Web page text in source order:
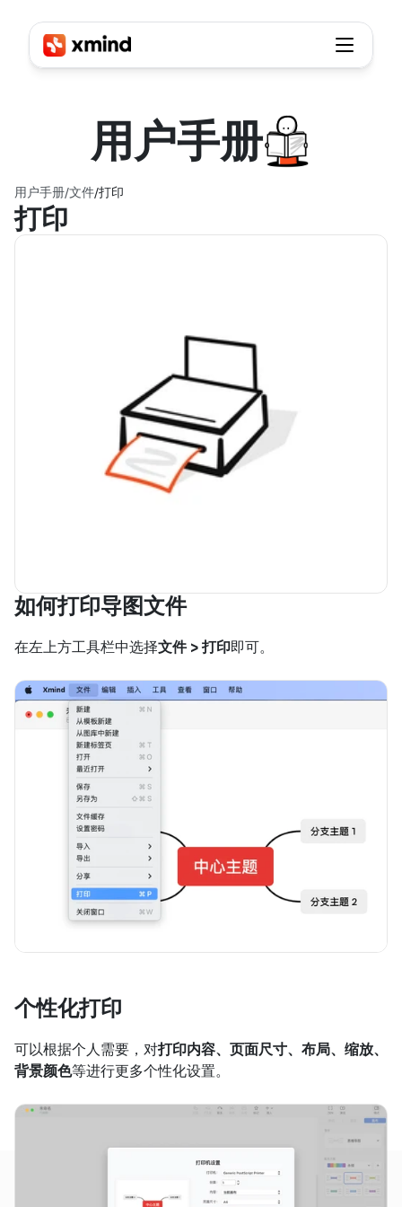
用户手册
用户手册/文件/打印
打印
如何打印导图文件
在左上方工具栏中选择文件 > 打印即可。
个性化打印
可以根据个人需要，对打印内容、页面尺寸、布局、缩放、
背景颜色等进行更多个性化设置。